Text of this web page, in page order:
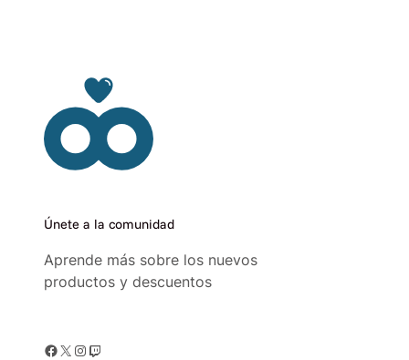
Únete a la comunidad
Aprende más sobre los nuevos
productos y descuentos
Facebook X Instagram Twitch